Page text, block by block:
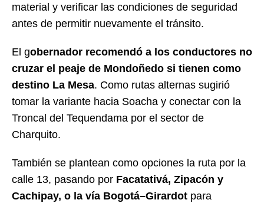
material y verificar las condiciones de seguridad
antes de permitir nuevamente el tránsito.
El gobernador recomendó a los conductores no
cruzar el peaje de Mondoñedo si tienen como
destino La Mesa. Como rutas alternas sugirió
tomar la variante hacia Soacha y conectar con la
Troncal del Tequendama por el sector de
Charquito.
También se plantean como opciones la ruta por la
calle 13, pasando por Facatativá, Zipacón y
Cachipay, o la vía Bogotá–Girardot para